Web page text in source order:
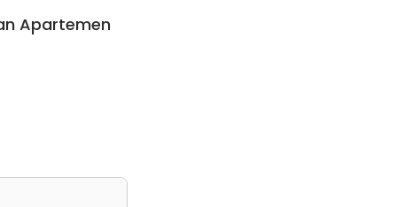
Apartemen